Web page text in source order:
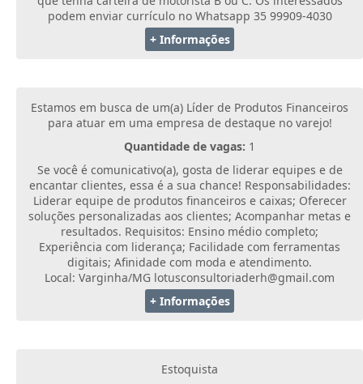
podem enviar currículo no Whatsapp 35 99909-4030
+ Informações
Estamos em busca de um(a) Líder de Produtos Financeiros
para atuar em uma empresa de destaque no varejo!
Quantidade de vagas: 1
Se você é comunicativo(a), gosta de liderar equipes e de
encantar clientes, essa é a sua chance! Responsabilidades:
Liderar equipe de produtos financeiros e caixas; Oferecer
soluções personalizadas aos clientes; Acompanhar metas e
resultados. Requisitos: Ensino médio completo;
Experiência com liderança; Facilidade com ferramentas
digitais; Afinidade com moda e atendimento.
Local: Varginha/MG lotusconsultoriaderh@gmail.com
+ Informações
Estoquista